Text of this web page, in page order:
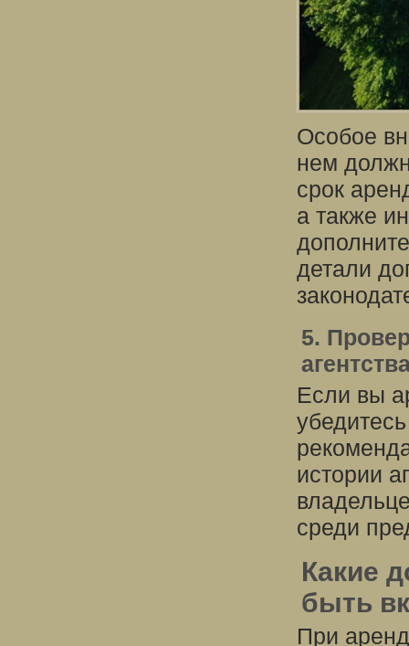
Особое
нем
срок
а также
детали
5.
Если вы
истории
среди
Какие
быть
При